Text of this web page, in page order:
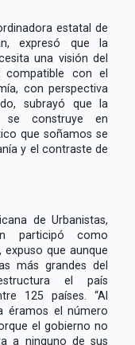
estatal de
expresó que la
una visión del
con el
con perspectiva
subrayó que la
se construye en
que soñamos se
y el contraste de
de Urbanistas,
participó como
que aunque
más grandes del
el país
125 países. “Al
éramos el número
el gobierno no
a ninguno de sus